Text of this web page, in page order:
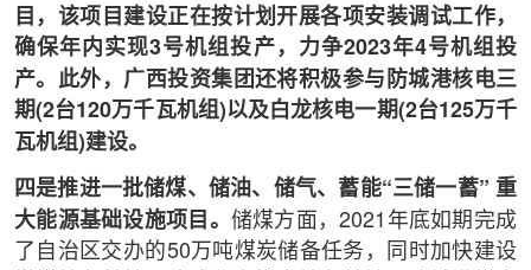
目，该项目建设正在按计划开展各项安装调试工作，
确保年内实现3号机组投产，力争2023年4号机组投
产。此外，广西投资集团还将积极参与防城港核电三
期(2台120万千瓦机组)以及白龙核电一期(2台125万千
瓦机组)建设。
四是推进一批储煤、储油、储气、蓄能“三储一蓄” 重
大能源基础设施项目。 储煤方面，2021年底如期完成
了自治区交办的50万吨煤炭储备任务，同时加快建设